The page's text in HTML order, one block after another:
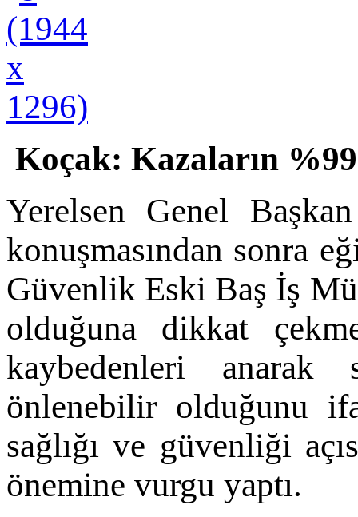
Koçak: Kazaların
Yerelsen Genel
konuşmasından sonra
Güvenlik Eski Baş İş
olduğuna dikkat
kaybedenleri anarak
önlenebilir olduğunu
sağlığı ve güvenliği
önemine vurgu yaptı.